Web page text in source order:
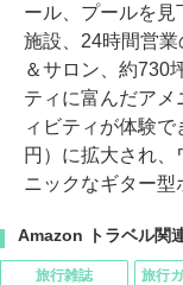
ール、プールを
施設、24時間営
＆サロン、約730
ティに富んだアメ
ィビティが体験
円）に拡大され、
ニックなギター型
Amazon トラベル関
旅行雑誌 旅行